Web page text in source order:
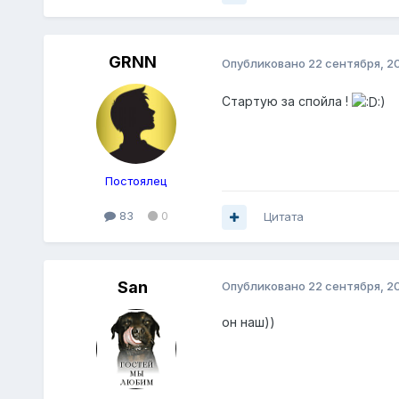
GRNN
Постоялец
83 0
Опубликовано 22 сентября,
Стартую за спойла ! :)
Цитата
San Опубликовано 22 сентября,
он наш))